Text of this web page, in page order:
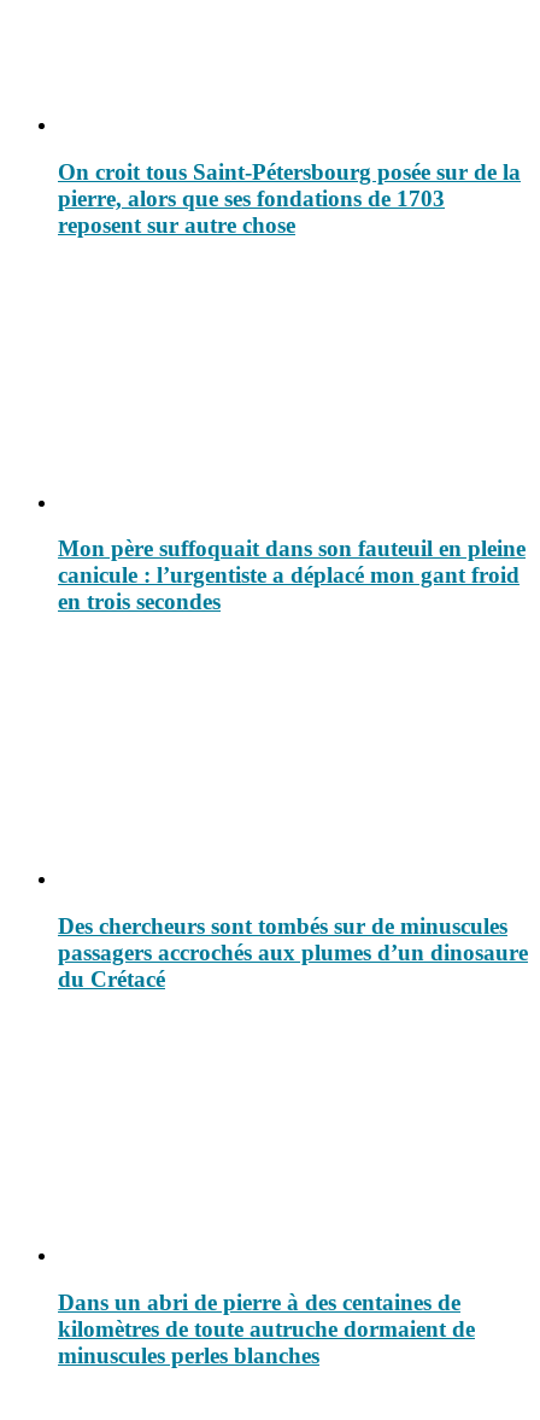
On croit tous Saint-Pétersbourg posée sur de la
pierre, alors que ses fondations de 1703
reposent sur autre chose
Mon père suffoquait dans son fauteuil en pleine
canicule : l’urgentiste a déplacé mon gant froid
en trois secondes
Des chercheurs sont tombés sur de minuscules
passagers accrochés aux plumes d’un dinosaure
du Crétacé
Dans un abri de pierre à des centaines de
kilomètres de toute autruche dormaient de
minuscules perles blanches